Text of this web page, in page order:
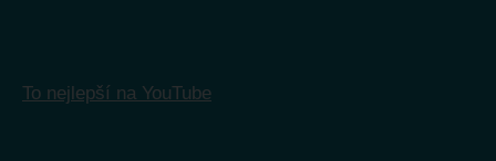
To nejlepší na YouTube